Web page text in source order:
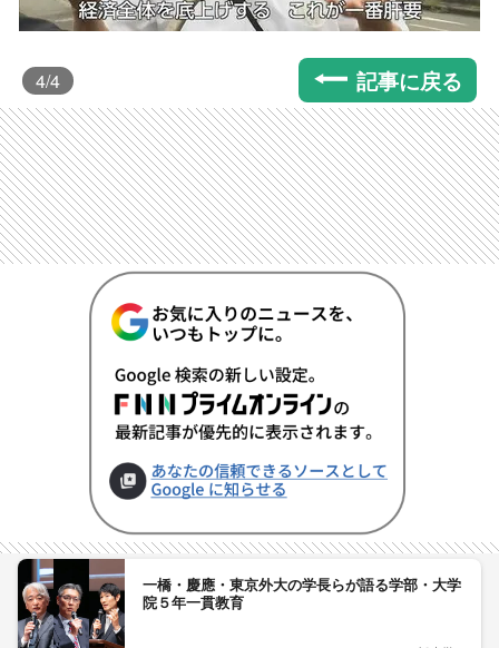
4/4 記事に戻る
一橋・慶應・東京外大の学長らが語る学部・大学
院５年一貫教育